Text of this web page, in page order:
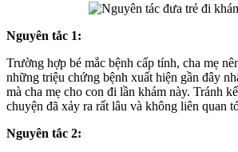
Nguyên tắc 1:
Trường hợp bé mắc bệnh cấp tính, cha mẹ
những triệu chứng bệnh xuất hiện gần đây
mà cha mẹ cho con đi lần khám này. Tránh
chuyện đã xảy ra rất lâu và không liên quan
Nguyên tắc 2: